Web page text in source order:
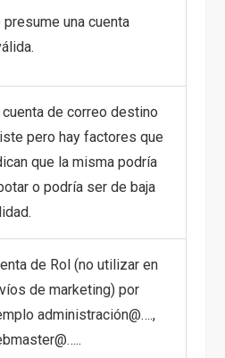
presume una cuenta
cuenta de correo destino
pero hay factores que
que la misma podría
o podría ser de baja
de Rol (no utilizar en
de marketing) por
administración@….,